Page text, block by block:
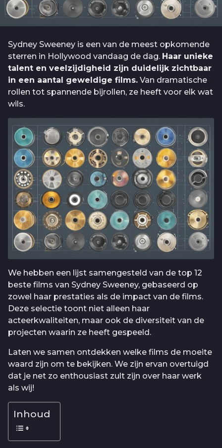
Sydney Sweeney is een van de meest opkomende
sterren in Hollywood vandaag de dag. Haar unieke
talent en veelzijdigheid zijn duidelijk zichtbaar
in een aantal geweldige films. Van dramatische
rollen tot spannende bijrollen, ze heeft voor elk wat
wils.
We hebben een lijst samengesteld van de top 12
beste films van Sydney Sweeney, gebaseerd op
zowel haar prestaties als de impact van de films.
Deze selectie toont niet alleen haar
acteerkwaliteiten, maar ook de diversiteit van de
projecten waarin ze heeft gespeeld.
Laten we samen ontdekken welke films de moeite
waard zijn om te bekijken. We zijn ervan overtuigd
dat je net zo enthousiast zult zijn over haar werk
als wij!
Inhoud